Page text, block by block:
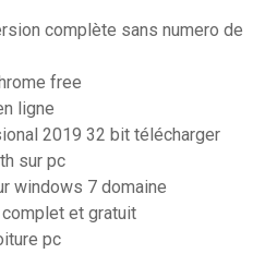
complète sans numero de
free
ligne
2019 32 bit télécharger
sur pc
windows 7 domaine
et gratuit
pc